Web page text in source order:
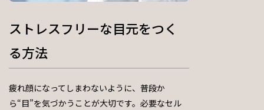
ストレスフリーな目元をつく
る方法
疲れ顔になってしまわないように、普段か
ら“目”を気づかうことが大切です。必要なセル